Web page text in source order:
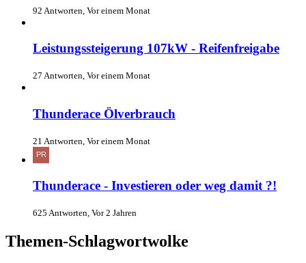
92 Antworten, Vor einem Monat
Leistungssteigerung 107kW - Reifenfreigabe
27 Antworten, Vor einem Monat
Thunderace Ölverbrauch
21 Antworten, Vor einem Monat
Thunderace - Investieren oder weg damit ?!
625 Antworten, Vor 2 Jahren
Themen-Schlagwortwolke